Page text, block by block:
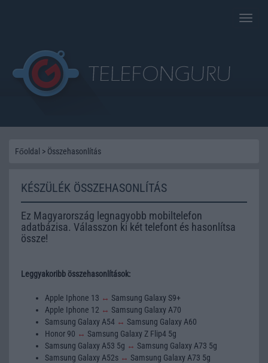
Toggle
Főoldal > Összehasonlítás
KÉSZÜLÉK ÖSSZEHASONLÍTÁS
Ez Magyarország legnagyobb mobiltelefon
adatbázisa. Válasszon ki két telefont és hasonlítsa
össze!
Leggyakoribb összehasonlítások:
Apple Iphone 13 ↔ Samsung Galaxy S9+
Apple Iphone 12 ↔ Samsung Galaxy A70
Samsung Galaxy A54 ↔ Samsung Galaxy A60
Honor 90 ↔ Samsung Galaxy Z Flip4 5g
Samsung Galaxy A53 5g ↔ Samsung Galaxy A73 5g
Samsung Galaxy A52s ↔ Samsung Galaxy A73 5g